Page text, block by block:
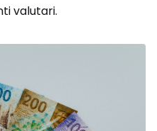
valutari.